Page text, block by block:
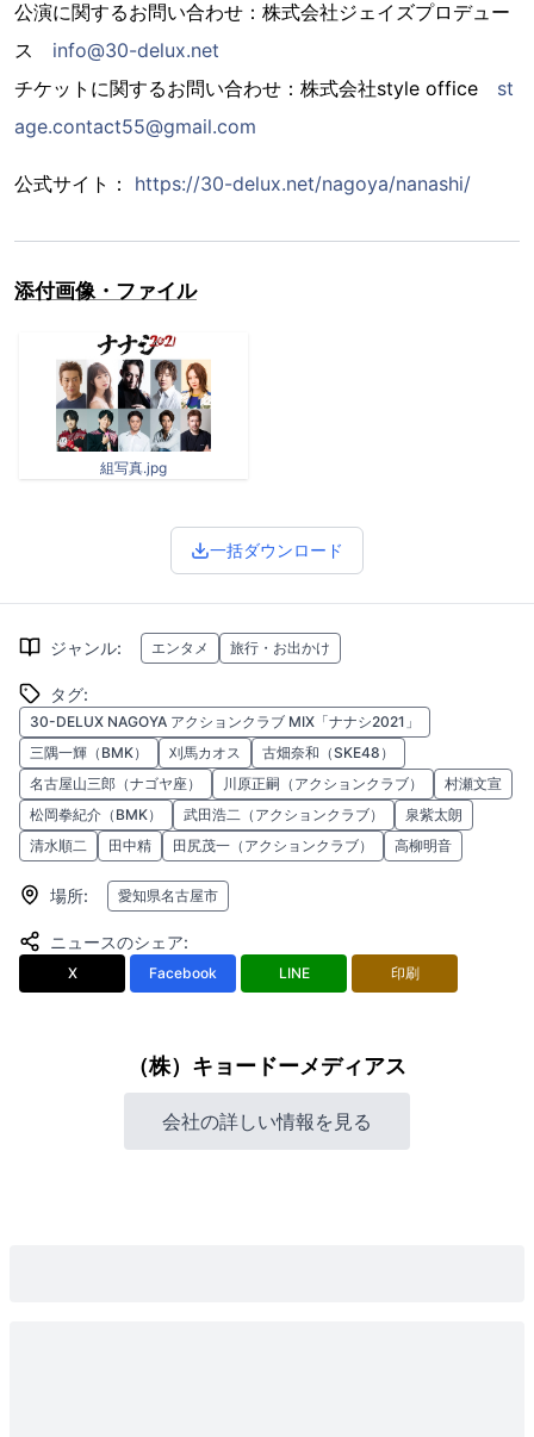
公演に関するお問い合わせ：株式会社ジェイズプロデュー
ス info@30-delux.net
チケットに関するお問い合わせ：株式会社style office st
age.contact55@gmail.com
公式サイト： https://30-delux.net/nagoya/nanashi/
添付画像・ファイル
組写真.jpg
一括ダウンロード
ジャンル: エンタメ 旅行・お出かけ
タグ:
30-DELUX NAGOYA アクションクラブ MIX「ナナシ2021」
三隅一輝（BMK）
刈馬カオス
古畑奈和（SKE48）
名古屋山三郎（ナゴヤ座）
川原正嗣（アクションクラブ）
村瀬文宣
松岡拳紀介（BMK）
武田浩二（アクションクラブ）
泉紫太朗
清水順二
田中精 田尻茂一（アクションクラブ） 高柳明音
場所: 愛知県名古屋市
ニュースのシェア:
X Facebook LINE 印刷
（株）キョードーメディアス
会社の詳しい情報を見る